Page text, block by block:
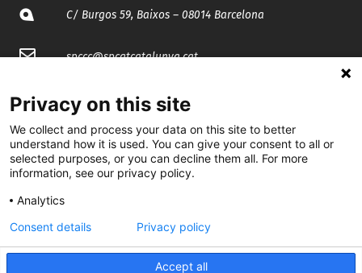
C/ Burgos 59, Baixos – 08014 Barcelona
spccc@spcgtcatalunya.cat
@CGTCatalunya
cgtcatalunya
CGTCatalunya
cgtcatalunya
Privacy on this site
We collect and process your data on this site to better
understand how it is used. You can give your consent to all or
selected purposes, or you can decline them all. For more
information, see our privacy policy.
Analytics
Accept all
Consent details Privacy policy